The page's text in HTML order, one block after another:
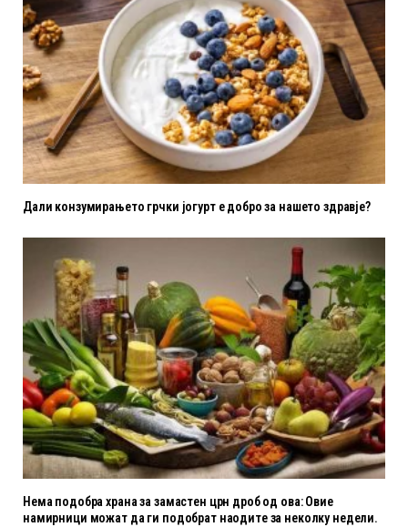
Дали конзумирањето грчки јогурт е добро за нашето здравје?
Нема подобра храна за замастен црн дроб од ова: Овие
намирници можат да ги подобрат наодите за неколку недели.